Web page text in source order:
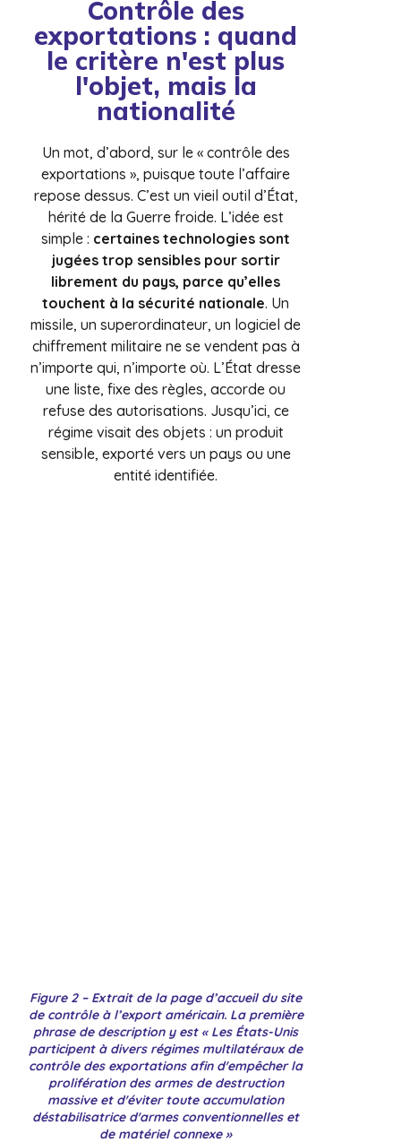
Contrôle des
exportations : quand
le critère n'est plus
l'objet, mais la
nationalité
Un mot, d’abord, sur le « contrôle des
exportations », puisque toute l’affaire
repose dessus. C’est un vieil outil d’État,
hérité de la Guerre froide. L’idée est
simple : certaines technologies sont
jugées trop sensibles pour sortir
librement du pays, parce qu’elles
touchent à la sécurité nationale. Un
missile, un superordinateur, un logiciel de
chiffrement militaire ne se vendent pas à
n’importe qui, n’importe où. L’État dresse
une liste, fixe des règles, accorde ou
refuse des autorisations. Jusqu’ici, ce
régime visait des objets : un produit
sensible, exporté vers un pays ou une
entité identifiée.
Figure 2 – Extrait de la page d’accueil du site
de contrôle à l’export américain. La première
phrase de description y est « Les États-Unis
participent à divers régimes multilatéraux de
contrôle des exportations afin d'empêcher la
prolifération des armes de destruction
massive et d'éviter toute accumulation
déstabilisatrice d'armes conventionnelles et
de matériel connexe »